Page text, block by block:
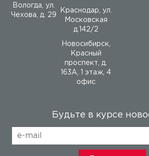
Вологда, ул.
Чехова, д. 29
Краснодар, ул.
Московская
д.142/2
Новосибирск,
Красный
проспект, д.
163А, 1 этаж, 4
офис
Будьте в курсе